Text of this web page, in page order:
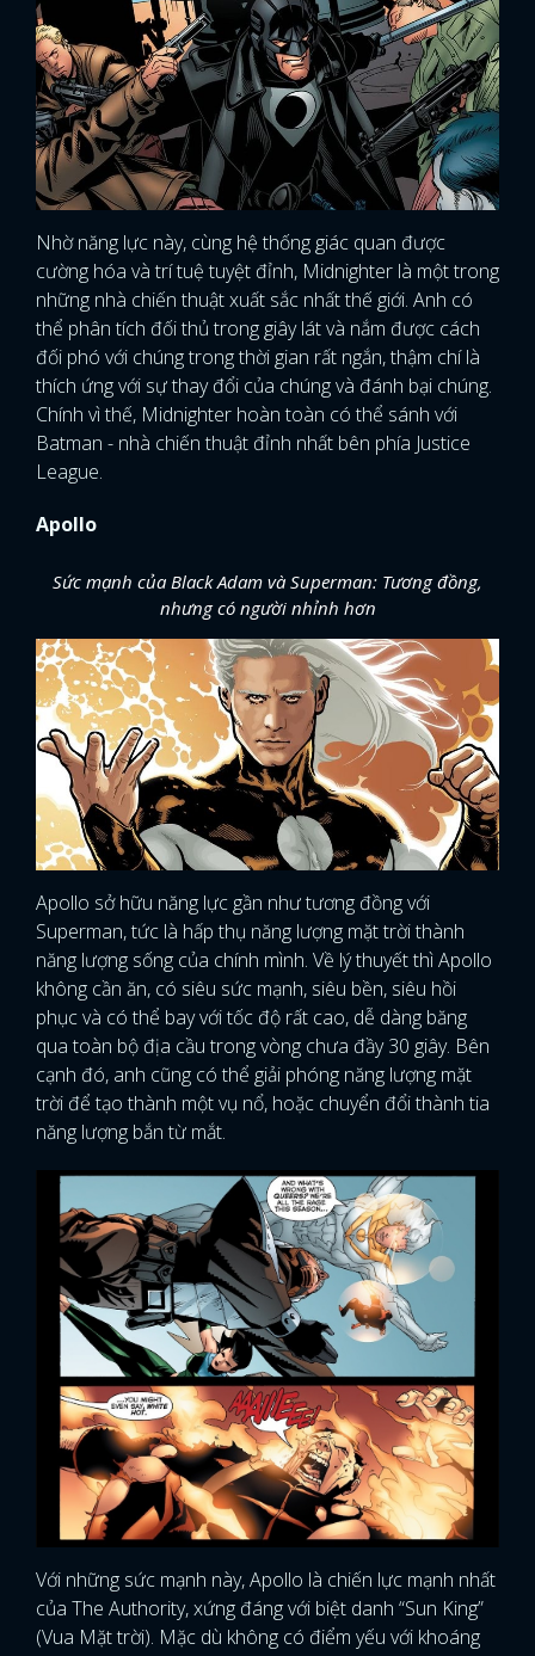
Nhờ năng lực này, cùng hệ thống giác quan được
cường hóa và trí tuệ tuyệt đỉnh, Midnighter là một trong
những nhà chiến thuật xuất sắc nhất thế giới. Anh có
thể phân tích đối thủ trong giây lát và nắm được cách
đối phó với chúng trong thời gian rất ngắn, thậm chí là
thích ứng với sự thay đổi của chúng và đánh bại chúng.
Chính vì thế, Midnighter hoàn toàn có thể sánh với
Batman - nhà chiến thuật đỉnh nhất bên phía Justice
League.
Apollo
Sức mạnh của Black Adam và Superman: Tương đồng,
nhưng có người nhỉnh hơn
Apollo sở hữu năng lực gần như tương đồng với
Superman, tức là hấp thụ năng lượng mặt trời thành
năng lượng sống của chính mình. Về lý thuyết thì Apollo
không cần ăn, có siêu sức mạnh, siêu bền, siêu hồi
phục và có thể bay với tốc độ rất cao, dễ dàng băng
qua toàn bộ địa cầu trong vòng chưa đầy 30 giây. Bên
cạnh đó, anh cũng có thể giải phóng năng lượng mặt
trời để tạo thành một vụ nổ, hoặc chuyển đổi thành tia
năng lượng bắn từ mắt.
Với những sức mạnh này, Apollo là chiến lực mạnh nhất
của The Authority, xứng đáng với biệt danh “Sun King”
(Vua Mặt trời). Mặc dù không có điểm yếu với khoáng